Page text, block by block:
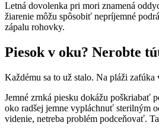
Letná dovolenka pri mori znamená
žiarenie môžu spôsobiť nepríjemné
zápalu rohovky.
Piesok v oku? Nerobte
Každému sa to už stalo. Na pláži
Jemné zrnká piesku dokážu poškriabať
oko radšej jemne vypláchnuť sterilným
videnie, netreba problém podceňovať.